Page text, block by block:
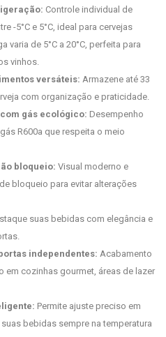
Controle individual de
-5°C e 5°C, ideal para cervejas
varia de 5°C a 20°C, perfeita para
vinhos.
versáteis: Armazene até 33
com organização e praticidade.
gás ecológico: Desempenho
R600a que respeita o meio
bloqueio: Visual moderno e
bloqueio para evitar alterações
suas bebidas com elegância e
independentes: Acabamento
em cozinhas gourmet, áreas de lazer
Permite ajuste preciso em
bebidas sempre na temperatura